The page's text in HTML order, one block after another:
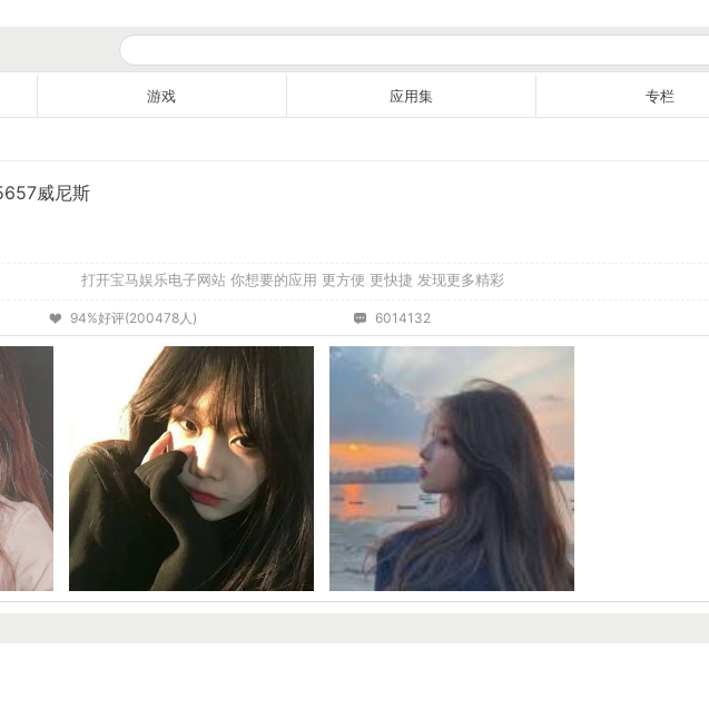
游戏 应用集 专栏
威尼斯
打开宝马娱乐电子网站 你想要的应用 更方便 更快捷 发现更多精彩
94%好评(200478人) 6014132